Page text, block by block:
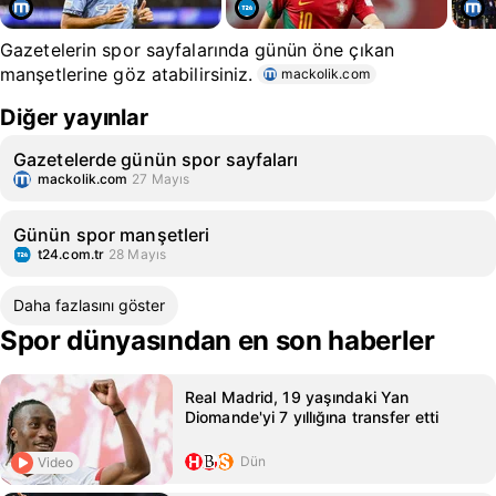
Gazetelerin spor sayfalarında günün öne çıkan
manşetlerine göz atabilirsiniz.
mackolik.com
Diğer yayınlar
Gazetelerde günün spor sayfaları
mackolik.com 27 Mayıs
Günün spor manşetleri
t24.com.tr 28 Mayıs
Daha fazlasını göster
Spor dünyasından en son haberler
Video
Real Madrid, 19 yaşındaki Yan
Diomande'yi 7 yıllığına transfer etti
Dün